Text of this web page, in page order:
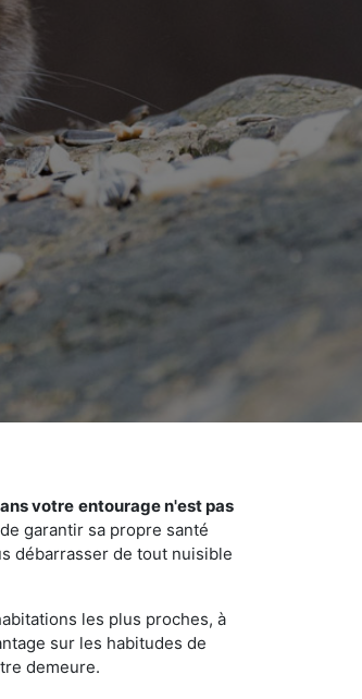
votre entourage n'est pas
garantir sa propre santé
débarrasser de tout nuisible
les plus proches, à
sur les habitudes de
demeure.